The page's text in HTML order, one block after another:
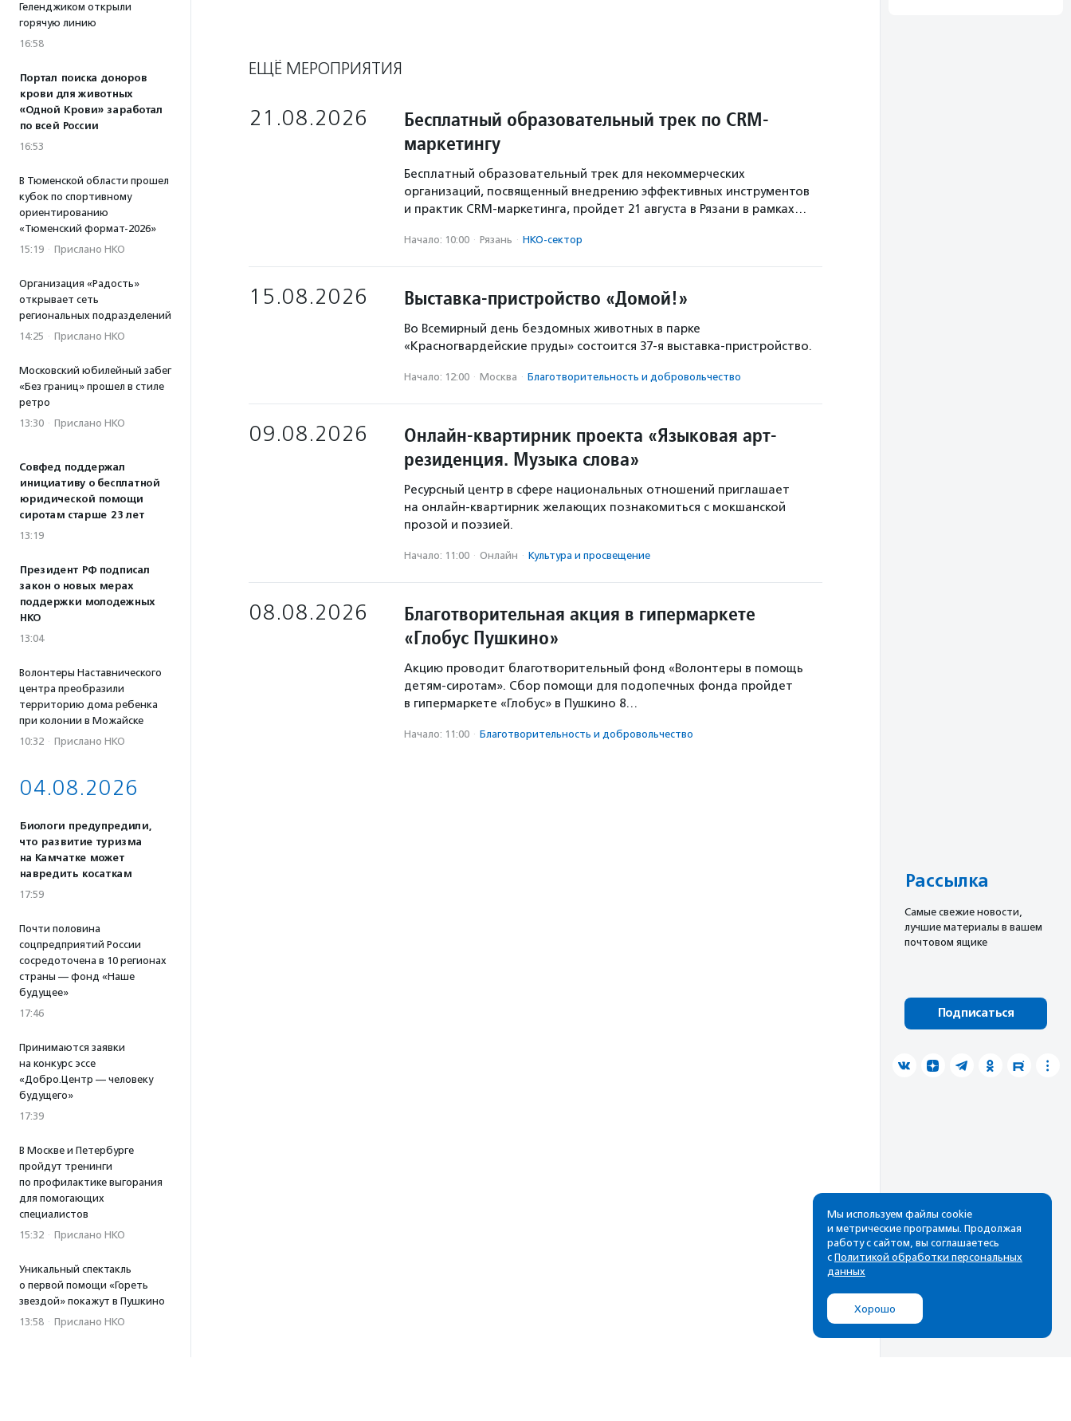
Геленджиком открыли
горячую линию
16:58
Портал поиска доноров
крови для животных
«Одной Крови» заработал
по всей России
16:53
В Тюменской области прошел
кубок по спортивному
ориентированию
«Тюменский формат-2026»
15:19 · Прислано НКО
Организация «Радость»
открывает сеть
региональных подразделений
14:25 · Прислано НКО
Московский юбилейный забег
«Без границ» прошел в стиле
ретро
13:30 · Прислано НКО
Совфед поддержал
инициативу о бесплатной
юридической помощи
сиротам старше 23 лет
13:19
Президент РФ подписал
закон о новых мерах
поддержки молодежных
НКО
13:04
Волонтеры Наставнического
центра преобразили
территорию дома ребенка
при колонии в Можайске
10:32 · Прислано НКО
04.08.2026
Биологи предупредили,
что развитие туризма
на Камчатке может
навредить косаткам
17:59
Почти половина
соцпредприятий России
сосредоточена в 10 регионах
страны — фонд «Наше
будущее»
17:46
Принимаются заявки
на конкурс эссе
«Добро.Центр — человеку
будущего»
17:39
В Москве и Петербурге
пройдут тренинги
по профилактике выгорания
для помогающих
специалистов
15:32 · Прислано НКО
Уникальный спектакль
о первой помощи «Гореть
звездой» покажут в Пушкино
13:58 · Прислано НКО
ЕЩЁ МЕРОПРИЯТИЯ
21.08.2026
Бесплатный образовательный трек по CRM-
маркетингу
Бесплатный образовательный трек для некоммерческих
организаций, посвященный внедрению эффективных инструментов
и практик CRM-маркетинга, пройдет 21 августа в Рязани в рамках…
Начало: 10:00 · Рязань · НКО-сектор
15.08.2026 Выставка-пристройство «Домой!»
Во Всемирный день бездомных животных в парке
«Красногвардейские пруды» состоится 37-я выставка-пристройство.
Начало: 12:00 · Москва · Благотвори­тель­ность и доброволь­чест­во
09.08.2026
Онлайн-квартирник проекта «Языковая арт-
резиденция. Музыка слова»
Ресурсный центр в сфере национальных отношений приглашает
на онлайн-квартирник желающих познакомиться с мокшанской
прозой и поэзией.
Начало: 11:00 · Онлайн · Культура и просвещение
08.08.2026
Благотворительная акция в гипермаркете
«Глобус Пушкино»
Акцию проводит благотворительный фонд «Волонтеры в помощь
детям-сиротам». Сбор помощи для подопечных фонда пройдет
в гипермаркете «Глобус» в Пушкино 8…
Начало: 11:00 · Благотвори­тель­ность и доброволь­чест­во
Рассылка
Cамые свежие новости,
лучшие материалы в вашем
почтовом ящике
Подписаться
Мы используем файлы cookie
и метрические программы. Продолжая
работу с сайтом, вы соглашаетесь
с Политикой обработки персональных
данных
Хорошо